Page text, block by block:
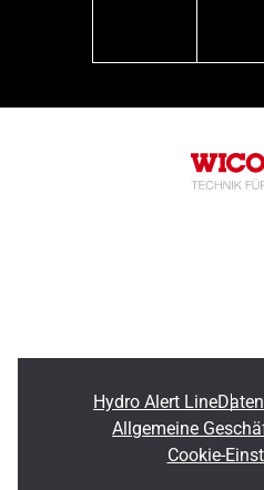
Hydro Alert Line
Allgemeine
Cookie-